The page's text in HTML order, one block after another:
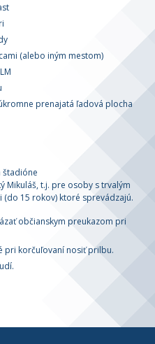
(alebo iným mestom)
prenajatá ľadová plocha
štadióne
Mikuláš, t.j. pre osoby s trvalým
15 rokov) ktoré sprevádzajú.
občianskym preukazom pri
pri korčuľovaní nosiť prilbu.